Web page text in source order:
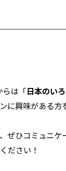
らは「日本のい
興味がある方
ぜひコミュニ
ださい！